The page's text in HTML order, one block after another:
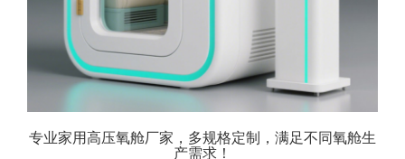
专业家用高压氧舱厂家，多规格定制，满足不同氧舱生
产需求！